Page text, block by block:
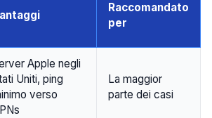
Raccomandato
per
Apple negli
Uniti, ping
verso
La maggior
parte dei casi